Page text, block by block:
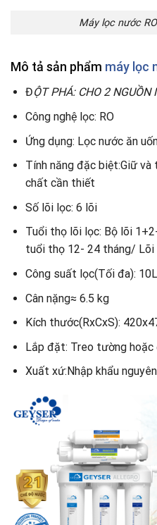
Máy lọc nước
Mô tả sản phẩm máy lọc
ĐỘT PHÁ: CHO 2
Công nghệ lọc: RO
Ứng dụng: Lọc nước ăn
Tính năng đặc biệt:Giữ
chất cần thiết
Số lõi lọc: 6 lõi
Tuổi thọ lõi lọc: Bộ lõi
tuổi thọ 12- 24 tháng/ Lõi
Công suất lọc(Tối đa):
Cân nặng≈ 6.5 kg
Kích thước(RxCxS):
Lắp đặt: Treo tường hoặc
Xuất xứ:Nhập khẩu